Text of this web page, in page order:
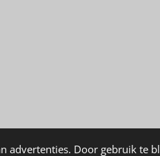
Door gebruik te